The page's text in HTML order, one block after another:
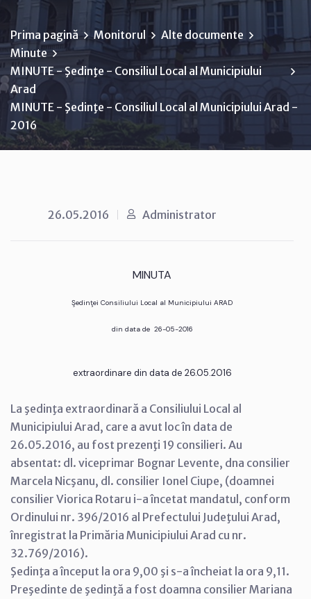
Prima pagină Monitorul
Alte documente
Minute
MINUTE - Şedinţe - Consiliul Local al Municipiului
Arad
MINUTE - Şedinţe - Consiliul Local al Municipiului Arad -
2016
26.05.2016 Administrator
MINUTA
Şedinţei Consiliului Local al Municipiului ARAD
din data de 26-05-2016
extraordinare din data de 26.05.2016
La şedinţa extraordinară a Consiliului Local al
Municipiului Arad, care a avut loc în data de
26.05.2016, au fost prezenţi 19 consilieri. Au
absentat: dl. viceprimar Bognar Levente, dna consilier
Marcela Nicşanu, dl. consilier Ionel Ciupe, (doamnei
consilier Viorica Rotaru i-a încetat mandatul, conform
Ordinului nr. 396/2016 al Prefectului Judeţului Arad,
înregistrat la Primăria Municipiului Arad cu nr.
32.769/2016).
Şedinţa a început la ora 9,00 şi s-a încheiat la ora 9,11.
Preşedinte de şedinţă a fost doamna consilier Mariana